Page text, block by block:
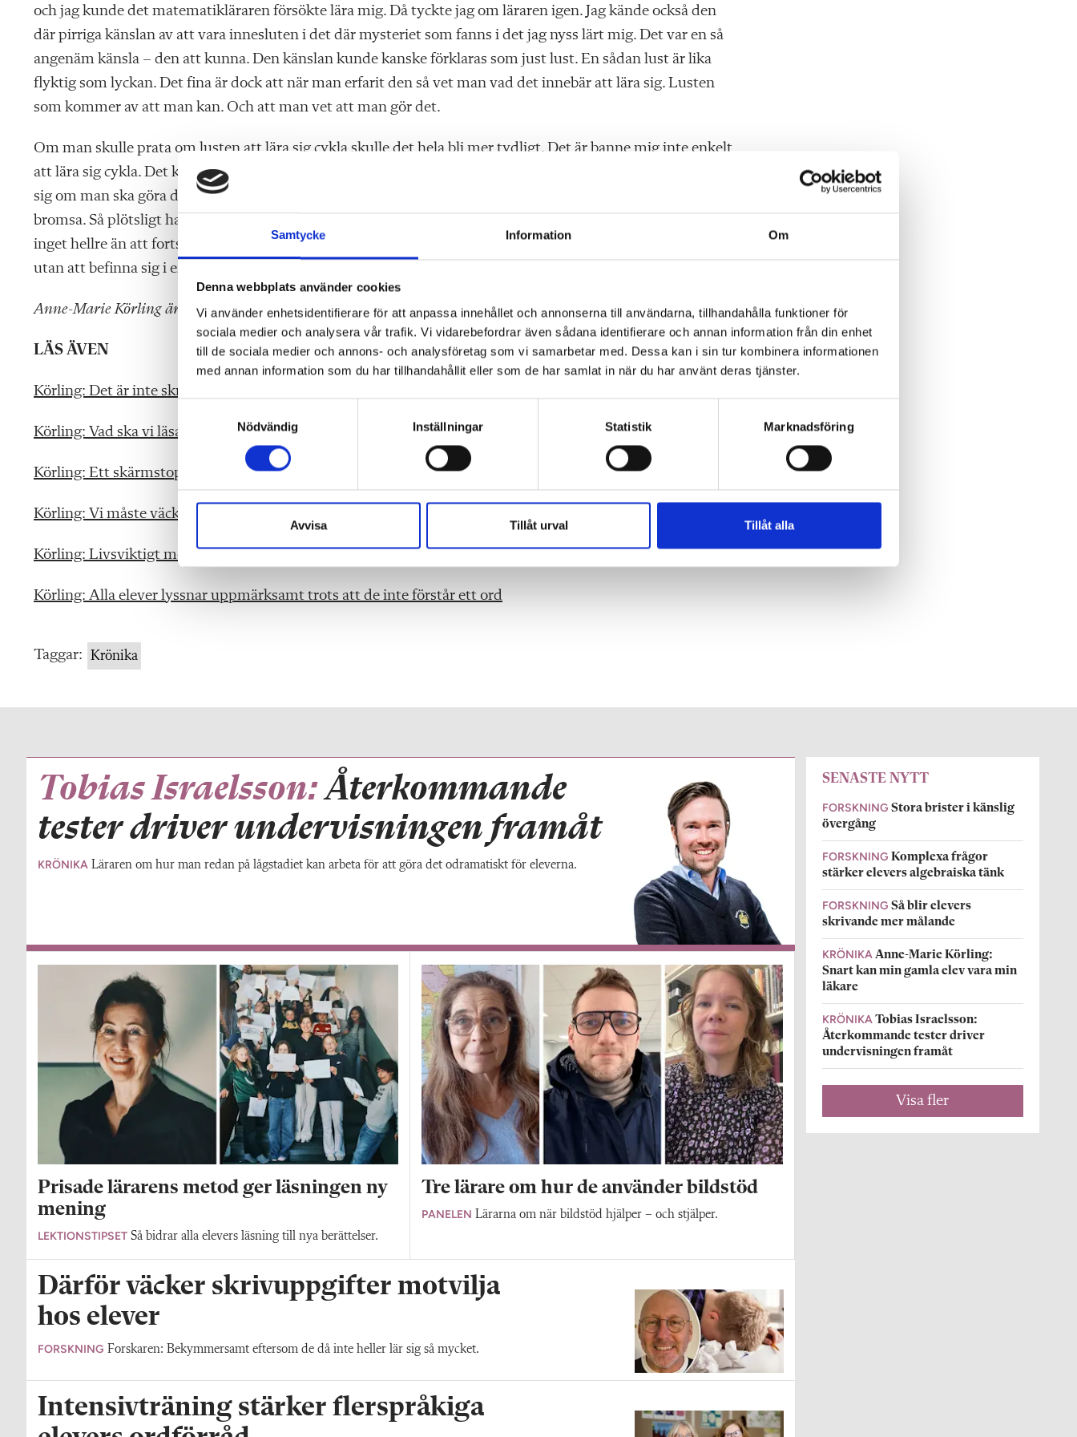
Samtycke Information Om
Denna webbplats använder cookies
Vi använder enhetsidentifierare för att anpassa innehållet och annonserna till användarna, tillhandahålla funktioner för
sociala medier och analysera vår trafik. Vi vidarebefordrar även sådana identifierare och annan information från din enhet
till de sociala medier och annons- och analysföretag som vi samarbetar med. Dessa kan i sin tur kombinera informationen
med annan information som du har tillhandahållit eller som de har samlat in när du har använt deras tjänster.
a
y
k
s
a
Nödvändig Inställningar Statistik Marknadsföring
Avvisa Tillåt urval Tillåt alla
och jag kunde det matematikläraren försökte lära mig. Då tyckte jag om läraren igen. Jag kände också den
där pirriga känslan av att vara innesluten i det där mysteriet som fanns i det jag nyss lärt mig. Det var en så
angenäm känsla – den att kunna. Den känslan kunde kanske förklaras som just lust. En sådan lust är lika
flyktig som lyckan. Det fina är dock att när man erfarit den så vet man vad det innebär att lära sig. Lusten
som kommer av att man kan. Och att man vet att man gör det.
Om man skulle prata om lusten att lära sig cykla skulle det hela bli mer tydligt. Det är banne mig inte enkelt
att lära sig cykla. Det kräver att någon vuxen håller i cykeln. Det fungerar inte så bra att med lusten att lära
sig om man ska göra det på egen hand. Det är vingligt. Man kan ramla. Man ska kunna trampa, styra och sen
bromsa. Så plötsligt har morfar släppt cykeln. Man cyklar. Man kan. Då uppstår lusten att cykla. Man vill
inget hellre än att fortsätta att cykla. Så när vi talar om lusten att läsa handlar det inte bara om att själv läsa
utan att befinna sig i en värld av läsare.
Anne-Marie Körling är lärare, författare, läsfrämjare och adjunkt vid Uppsala universitet.
LÄS ÄVEN
Körling: Det är inte skryt att berätta om sitt viktiga arbete som lärare
Körling: Vad ska vi läsa i dessa dystra tider?
Körling: Ett skärmstopp främjar den så viktiga ögonkontakten
Körling: Vi måste väcka liv i lärares nedtystade kompetens
Körling: Livsviktigt med böcker för att barnens fantasi ska flöda fritt
Körling: Alla elever lyssnar uppmärksamt trots att de inte förstår ett ord
Taggar: Krönika
Tobias Israelsson:Återkommande
tester driver undervisningen framåt
KRÖNIKA Läraren om hur man redan på lågstadiet kan arbeta för att göra det odramatiskt för eleverna.
Prisade lärarens metod ger läsningen ny
mening
LEKTIONSTIPSET Så bidrar alla elevers läsning till nya berättelser.
Tre lärare om hur de använder bildstöd
PANELEN Lärarna om när bildstöd hjälper – och stjälper.
Därför väcker skrivuppgifter motvilja
hos elever
FORSKNING Forskaren: Bekymmersamt eftersom de då inte heller lär sig så mycket.
Intensivträning stärker flerspråkiga
SENASTE NYTT
FORSKNING Stora brister i känslig
övergång
FORSKNING Komplexa frågor
stärker elevers algebraiska tänk
FORSKNING Så blir elevers
skrivande mer målande
KRÖNIKA Anne-Marie Körling:
Snart kan min gamla elev vara min
läkare
KRÖNIKA Tobias Israelsson:
Återkommande tester driver
undervisningen framåt
Visa fler